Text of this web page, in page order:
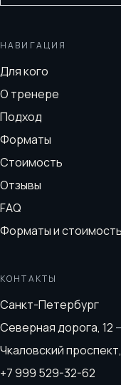
НАВИГАЦИЯ
Для кого
О тренере
Подход
Форматы
Стоимость
Отзывы
FAQ
Форматы и стоимость
КОНТАКТЫ
Санкт-Петербург
Северная дорога, 12
Чкаловский
+7 999 529-32-62